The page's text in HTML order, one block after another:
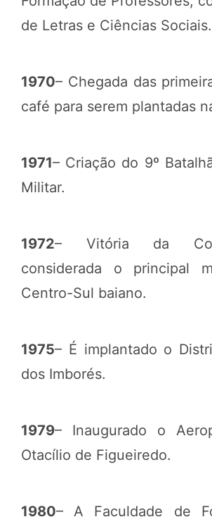
de Letras e Ciências Sociais.
1970– Chegada das
café para serem plantadas
1971– Criação do 9º
Militar.
1972– Vitória da
considerada o principal
Centro-Sul baiano.
1975– É implantado o
dos Imborés.
1979– Inaugurado o
Otacílio de Figueiredo.
1980– A Faculdade de